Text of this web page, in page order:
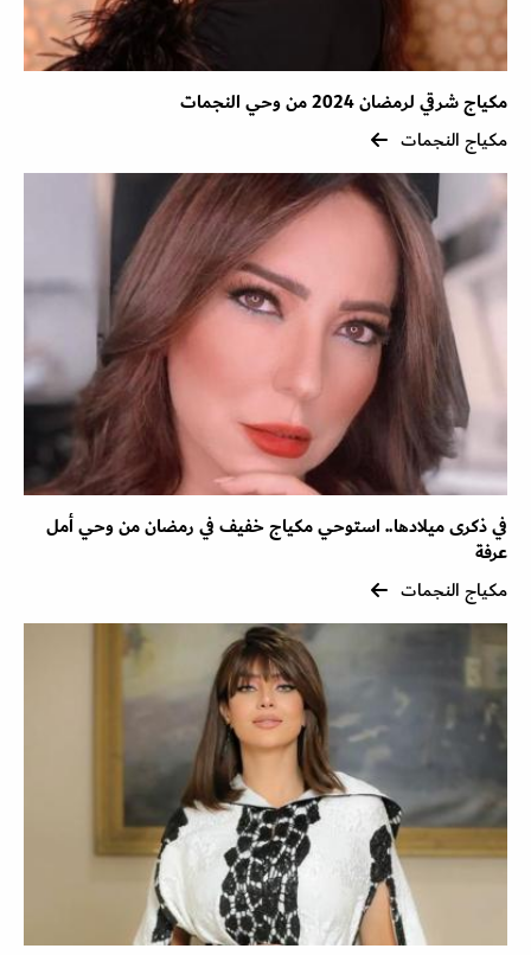
مكياج شرقي لرمضان 2024 من وحي النجمات
مكياج النجمات
في ذكرى ميلادها.. استوحي مكياج خفيف في رمضان من وحي أمل
عرفة
مكياج النجمات